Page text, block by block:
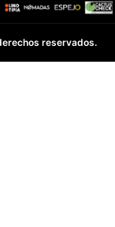
reservados.